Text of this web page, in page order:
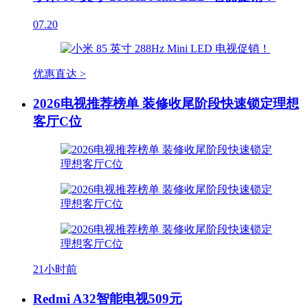
07.20
优惠直达 >
2026电视推荐榜单 装修收尾阶段快速锁定理想
客厅C位
21小时前
Redmi A32智能电视509元